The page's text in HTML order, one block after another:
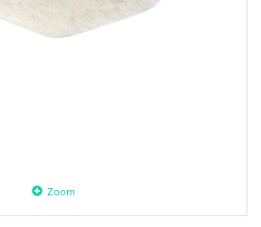
Zoom